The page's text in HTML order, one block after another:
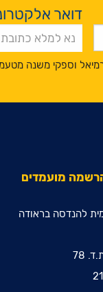
דואר
וספקי משנה
מועמדים
להנדסה בראודה